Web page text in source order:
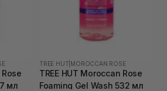
мл
TREE HUT MOROCCAN ROSE
TREE HUT Moroccan Rose
Foaming Gel Wash 532 мл